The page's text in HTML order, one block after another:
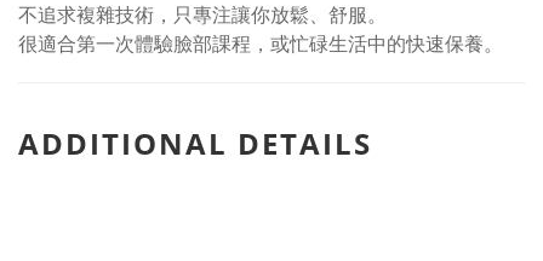
不追求複雜技術，只專注讓你放鬆、舒服。
很適合第一次體驗臉部課程，或忙碌生活中的快速保養。
ADDITIONAL DETAILS